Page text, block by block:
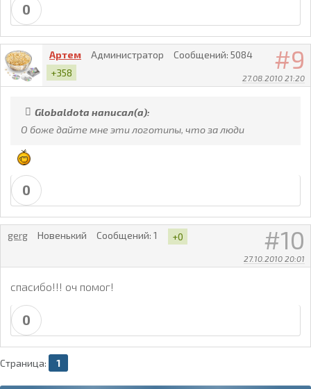
0
9
27.08.2010 21:20
Артем Администратор Сообщений: 5084
+358
Globaldota написал(а):
О боже дайте мне эти логотипы, что за люди
0
10
27.10.2010 20:01
gerg Новенький Сообщений: 1 +0
спасибо!!! оч помог!
0
Страница: 1